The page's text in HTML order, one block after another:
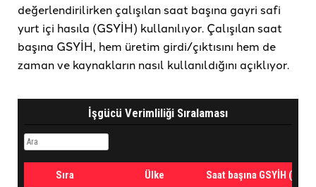
değerlendirilirken çalışılan saat başına gayri safi
yurt içi hasıla (GSYİH) kullanılıyor. Çalışılan saat
başına GSYİH, hem üretim girdi/çıktısını hem de
zaman ve kaynakların nasıl kullanıldığını açıklıyor.